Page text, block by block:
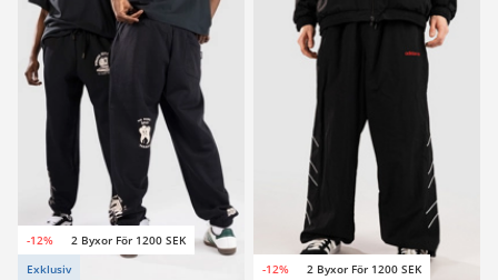
-12%
2 Byxor För 1200 SEK
Exklusiv
-12% 2 Byxor För 1200 SEK